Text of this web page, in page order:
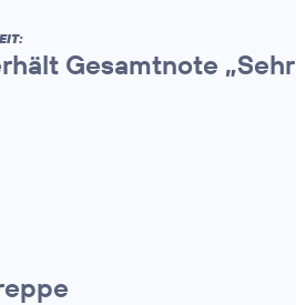
Gesamtnote